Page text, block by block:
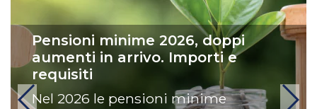
Pensioni minime 2026, doppi
aumenti in arrivo. Importi e
requisiti
Nel 2026 le pensioni minime